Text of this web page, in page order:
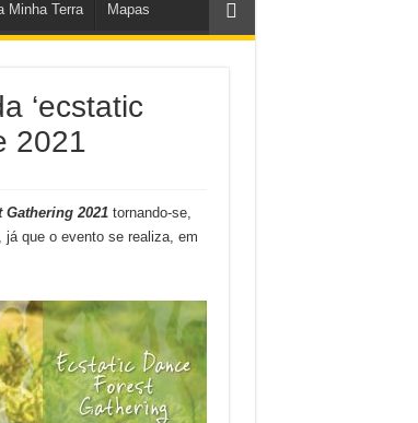
Minha Terra Mapas
‘ecstatic
2021
Gathering 2021 tornando-se,
que o evento se realiza, em